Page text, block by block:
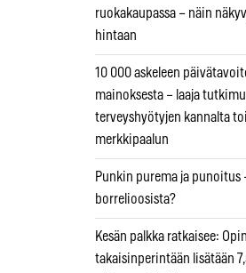
ruokakaupassa – näin
hintaan
10 000 askeleen
mainoksesta – laaja
terveyshyötyjen kannalta
merkkipaalun
Punkin purema ja punoitus
borrelioosista?
Kesän palkka ratkaisee:
takaisinperintään lisätään